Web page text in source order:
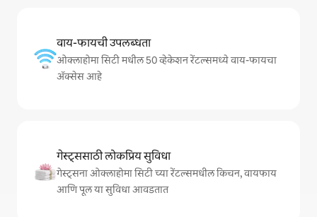
वाय-फायची उपलब्धता
ओक्लाहोमा सिटी मधील 50 व्हेकेशन रेंटल्समध्ये वाय-फायचा
अ‍ॅक्सेस आहे
गेस्ट्ससाठी लोकप्रिय सुविधा
गेस्ट्सना ओक्लाहोमा सिटी च्या रेंटल्समधील किचन, वायफाय
आणि पूल या सुविधा आवडतात